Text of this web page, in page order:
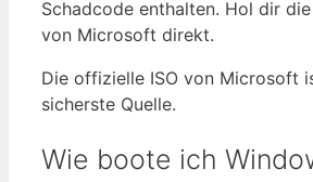
Schadcode enthalten. Hol dir
von Microsoft direkt.
Die offizielle ISO von Microsoft
sicherste Quelle.
Wie boote ich